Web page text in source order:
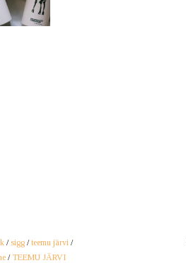
/ sigg /teemu järvi /
/ TEEMU JÄRVI